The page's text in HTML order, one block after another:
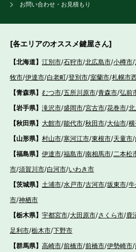
お問い合わせ・お見積もり
[各エリアのオススメ鍵屋さん]
【北海道】 江別市/石狩市/北広島市/小樽市/
牧市/伊達市/白老町/登別市/室蘭市/札幌市
【青森県】 むつ市/五所川原市/青森市/弘前
【岩手県】 滝沢市/盛岡市/宮古市/花巻市/
【秋田県】 大館市/能代市/秋田市/大仙市/
【山形県】 村山市/寒河江市/東根市/天童市/
【福島県】 伊達市/福島市/南相馬市/二本松
市/須賀川市/白河市/いわき市
【茨城県】 土浦市/水戸市/古河市/坂東市/
市/神栖市
【栃木県】 宇都宮市/大田原市/さくら市/鹿
足利市/栃木市/下野市
【群馬県】 高崎市/前橋市/前橋市/伊勢崎市/